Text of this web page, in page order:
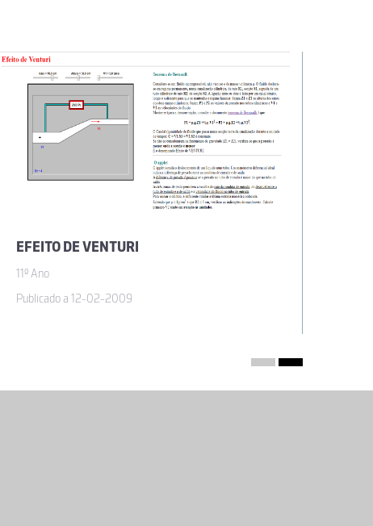
EFEITO DE VENTURI
11º Ano
Publicado a 12-02-2009